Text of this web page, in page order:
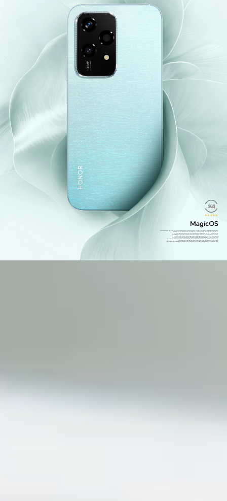
*La tecnologia di dimmerazione PWM ad altissima frequenza a 3240Hz di HONOR 200 Lite
è certificata TÜV Rheinland Flicker-free e raggiunge un livello di dimmerazione privo di rischi.
tra il livello di assenza di sfarfallio e la frequenza di sfarfallio nello standard IEEE Std 1789-2015,
che definisce il livello di assenza di sfarfallio quando la frequenza di dimmerazione è superiore a 3125Hz.